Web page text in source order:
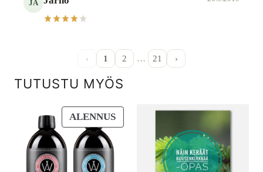
JA
‹ 1 2 … 21 ›
TUTUSTU MYÖS
ALENNUSTUOTE
ALENNUKSESSA